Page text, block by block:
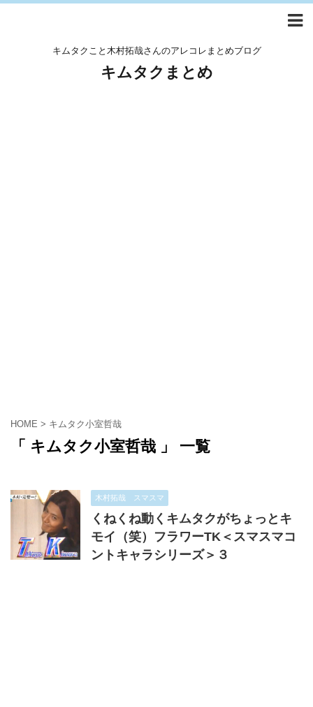
キムタクこと木村拓哉さんのアレコレまとめブログ
キムタクまとめ
HOME > キムタク小室哲哉
「 キムタク小室哲哉 」 一覧
木村拓哉 スマスマ
くねくね動くキムタクがちょっとキ
モイ（笑）フラワーTK＜スマスマコ
ントキャラシリーズ＞３